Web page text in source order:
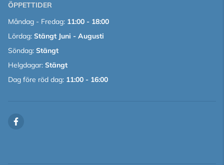
ÖPPETTIDER
Måndag - Fredag: 11:00 - 18:00
Lördag: Stängt Juni - Augusti
Söndag: Stängt
Helgdagar: Stängt
Dag före röd dag: 11:00 - 16:00